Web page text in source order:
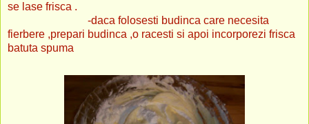
se lase frisca .
-daca folosesti budinca care necesita
fierbere ,prepari budinca ,o racesti si apoi incorporezi frisca
batuta spuma